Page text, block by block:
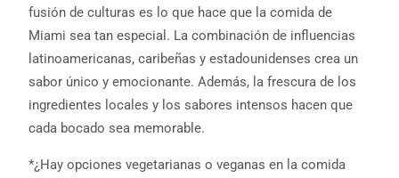
fusión de culturas es lo que hace que la comida de
Miami sea tan especial. La combinación de influencias
latinoamericanas, caribeñas y estadounidenses crea un
sabor único y emocionante. Además, la frescura de los
ingredientes locales y los sabores intensos hacen que
cada bocado sea memorable.
*¿Hay opciones vegetarianas o veganas en la comida